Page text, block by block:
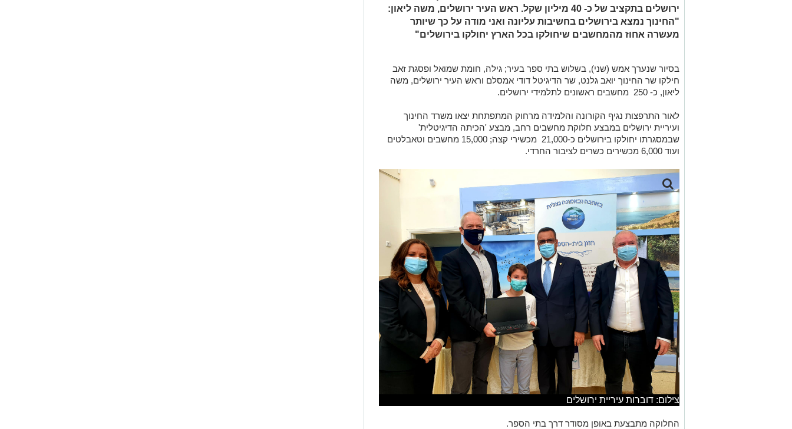
ירושלים בתקציב של כ- 40 מיליון שקל. ראש העיר ירושלים, משה ליאון:
"החינוך נמצא בירושלים בחשיבות עליונה ואני מודה על כך שיותר
מעשרה אחוז מהמחשבים שיחולקו בכל הארץ יחולקו בירושלים"
בסיור שנערך אמש (שני), בשלוש בתי ספר בעיר; גילה, חומת שמואל ופסגת זאב
חילקו שר החינוך יואב גלנט, שר הדיגיטל דודי אמסלם וראש העיר ירושלים, משה
ליאון, כ- 250 מחשבים ראשונים לתלמידי ירושלים.
לאור התרפצות נגיף הקורונה והלמידה מרחוק המתפתחת יצאו משרד החינוך
ועיריית ירושלים במבצע חלוקת מחשבים רחב, מבצע 'הכיתה הדיגיטלית'
שבמסגרתו יחולקו בירושלים כ-21,000 מכשירי קצה; 15,000 מחשבים וטאבלטים
ועוד 6,000 מכשירים כשרים לציבור החרדי.
צילום: דוברות עיריית ירושלים
החלוקה מתבצעת באופן מסודר דרך בתי הספר.